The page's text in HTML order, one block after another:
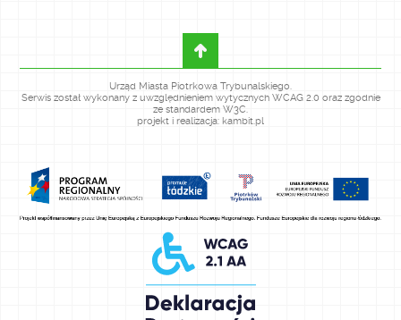
Urząd Miasta Piotrkowa Trybunalskiego.
Serwis został wykonany z uwzględnieniem wytycznych WCAG 2.0 oraz zgodnie
ze standardem W3C.
projekt i realizacja: kambit.pl